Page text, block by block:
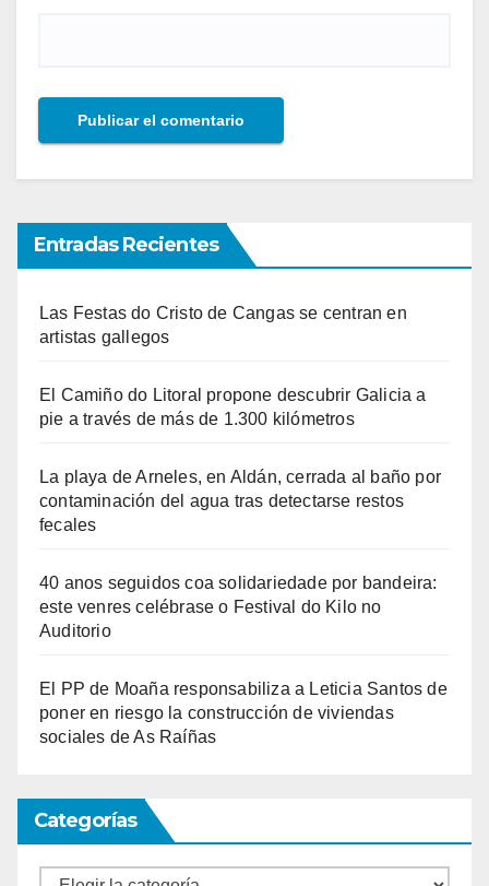
Entradas Recientes
Las Festas do Cristo de Cangas se centran en
artistas gallegos
El Camiño do Litoral propone descubrir Galicia a
pie a través de más de 1.300 kilómetros
La playa de Arneles, en Aldán, cerrada al baño por
contaminación del agua tras detectarse restos
fecales
40 anos seguidos coa solidariedade por bandeira:
este venres celébrase o Festival do Kilo no
Auditorio
El PP de Moaña responsabiliza a Leticia Santos de
poner en riesgo la construcción de viviendas
sociales de As Raíñas
Categorías
Categorías